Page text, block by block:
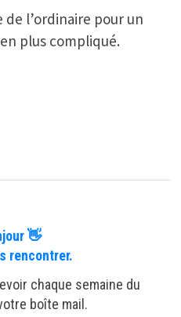
l’ordinaire pour un
plus compliqué.
👋
rencontrer.
chaque semaine du
boîte mail.